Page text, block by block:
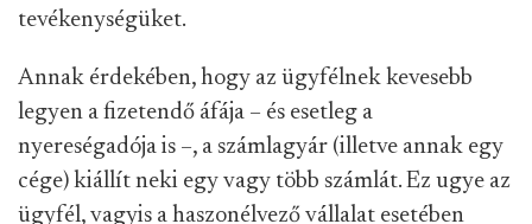
tevékenységüket.
Annak érdekében, hogy az ügyfélnek kevesebb
legyen a fizetendő áfája – és esetleg a
nyereségadója is –, a számlagyár (illetve annak egy
cége) kiállít neki egy vagy több számlát. Ez ugye az
ügyfél, vagyis a haszonélvező vállalat esetében